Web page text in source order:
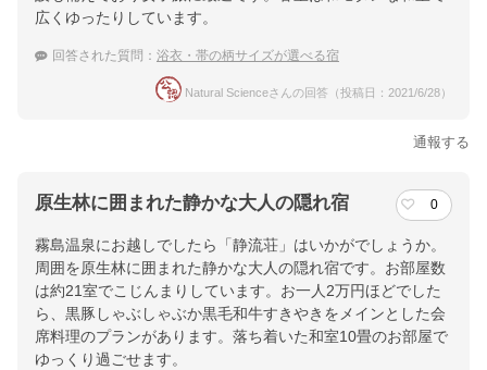
広くゆったりしています。
回答された質問： 浴衣・帯の柄サイズが選べる宿
Natural Scienceさんの回答（投稿日：2021/6/28）
通報する
原生林に囲まれた静かな大人の隠れ宿 0
霧島温泉にお越しでしたら「静流荘」はいかがでしょうか。
周囲を原生林に囲まれた静かな大人の隠れ宿です。お部屋数
は約21室でこじんまりしています。お一人2万円ほどでした
ら、黒豚しゃぶしゃぶか黒毛和牛すきやきをメインとした会
席料理のプランがあります。落ち着いた和室10畳のお部屋で
ゆっくり過ごせます。